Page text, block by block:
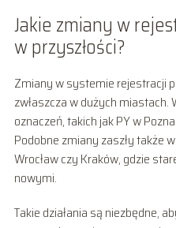
Jakie zmiany w
w przyszłości?
Zmiany w systemie rejestracji
zwłaszcza w dużych miastach.
oznaczeń, takich jak PY w
Podobne zmiany zaszły także
Wrocław czy Kraków, gdzie
nowymi.
Takie działania są niezbędne,